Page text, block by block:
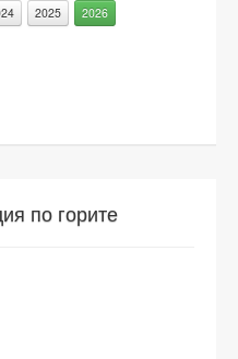
2025 2026
по горите